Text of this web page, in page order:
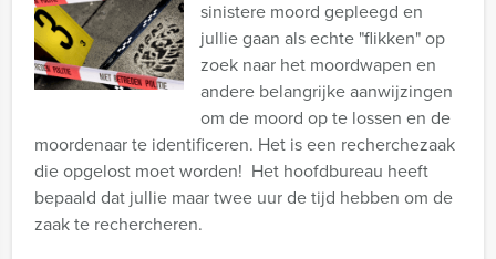
sinistere moord gepleegd en
jullie gaan als echte "flikken" op
zoek naar het moordwapen en
andere belangrijke aanwijzingen
om de moord op te lossen en de
moordenaar te identificeren. Het is een recherchezaak
die opgelost moet worden! Het hoofdbureau heeft
bepaald dat jullie maar twee uur de tijd hebben om de
zaak te rechercheren.